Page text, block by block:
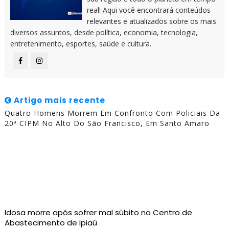
real! Aqui você encontrará conteúdos
relevantes e atualizados sobre os mais
diversos assuntos, desde política, economia, tecnologia,
entretenimento, esportes, saúde e cultura.
Artigo mais recente
Quatro Homens Morrem Em Confronto Com Policiais Da
20ª CIPM No Alto Do São Francisco, Em Santo Amaro
Idosa morre após sofrer mal súbito no Centro de
Abastecimento de Ipiaú